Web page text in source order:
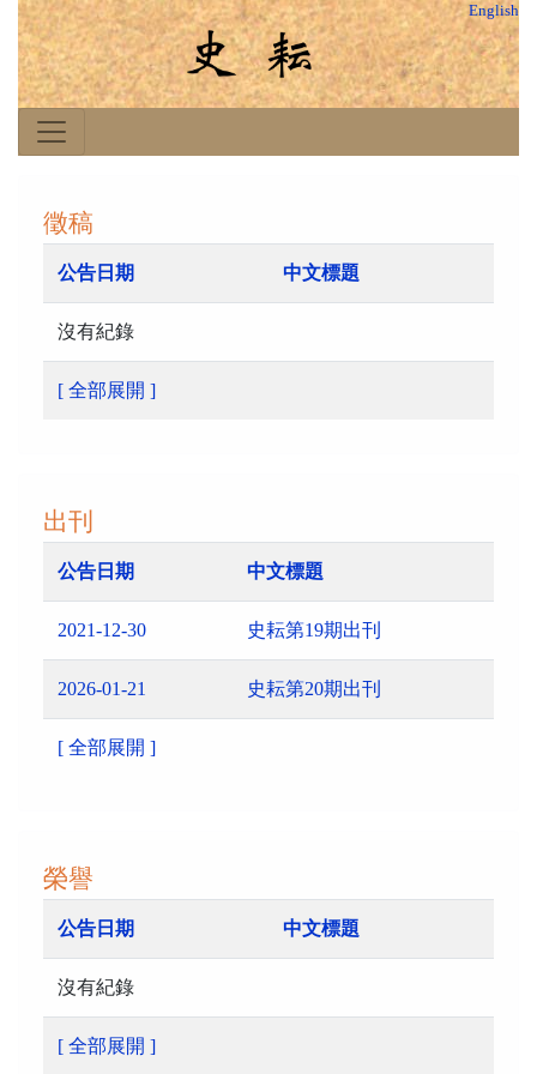
English
徵稿
公告日期 中文標題
沒有紀錄
[ 全部展開 ]
出刊
公告日期 中文標題
2021-12-30 史耘第19期出刊
2026-01-21 史耘第20期出刊
[ 全部展開 ]
榮譽
公告日期 中文標題
沒有紀錄
[ 全部展開 ]